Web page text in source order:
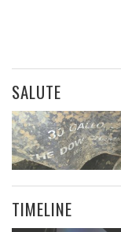
SALUTE
TIMELINE